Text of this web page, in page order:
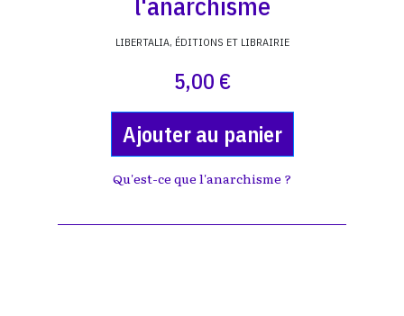
LIBERTALIA, ÉDITIONS ET LIBRAIRIE
5,00 €
Ajouter au panier
Qu'est-ce que l'anarchisme ?